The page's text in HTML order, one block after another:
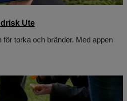
Ute
torka och bränder. Med appen